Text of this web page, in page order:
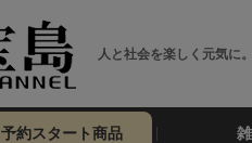
人と社会を楽しく元気に
予約スタート商品